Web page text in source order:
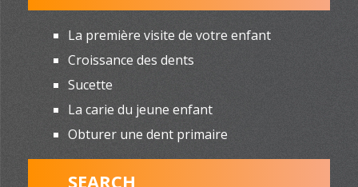
La première visite de votre enfant
Croissance des dents
Sucette
La carie du jeune enfant
Obturer une dent primaire
SEARCH